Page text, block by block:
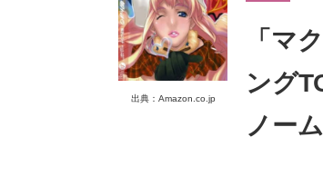
ITエンジニア向け専門サイト
出典：Amazon.co.jp
「マ
ング
ノー